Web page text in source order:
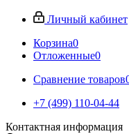
Личный кабинет
Корзина0
Отложенные0
Сравнение товаров
+7 (499) 110-04-44
Контактная информация